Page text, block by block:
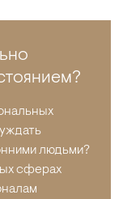
людьми?
сферах